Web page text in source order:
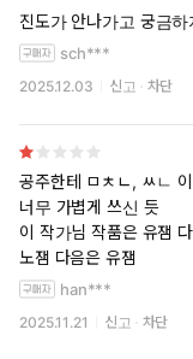
진도가 안나가고 궁금
sch***
2025.12.03 신고 차단
공주한테 ㅁㅊㄴ, ㅆㄴ
너무 가볍게 쓰신 듯
이 작가님 작품은 유잼
노잼 다음은 유잼
han***
2025.11.21 신고 차단